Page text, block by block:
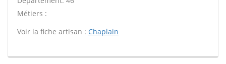
Métiers :
Voir la fiche artisan : Chaplain